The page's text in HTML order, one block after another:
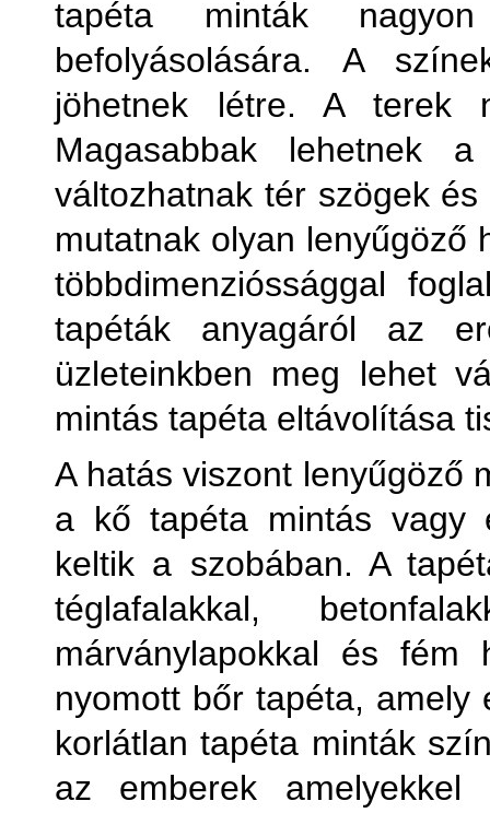
tapéta minták
befolyásolására. A
jöhetnek létre. A terek
Magasabbak lehetnek
változhatnak tér szögek
mutatnak olyan lenyűgöző
többdimenzióssággal
tapéták anyagáról az
üzleteinkben meg lehet
mintás tapéta eltávolítása
A hatás viszont lenyűgöző
a kő tapéta mintás vagy
keltik a szobában. A
téglafalakkal,
márványlapokkal és fém
nyomott bőr tapéta, amely
korlátlan tapéta minták
az emberek